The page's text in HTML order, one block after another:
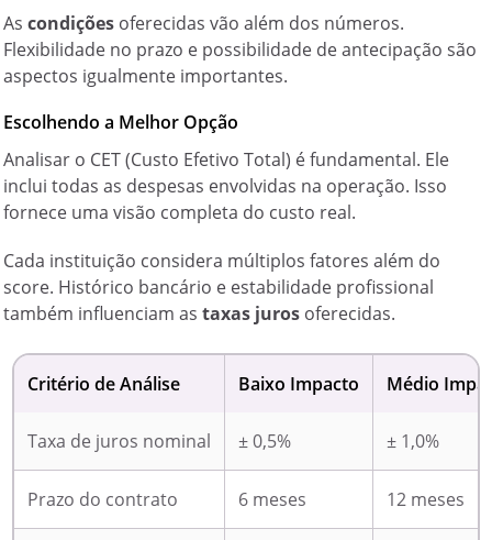
Ascondições oferecidas vão além dos números.
Flexibilidade no prazo e possibilidade de antecipação são
aspectos igualmente importantes.
Escolhendo a Melhor Opção
Analisar o CET (Custo Efetivo Total) é fundamental. Ele
inclui todas as despesas envolvidas na operação. Isso
fornece uma visão completa do custo real.
Cada instituição considera múltiplos fatores além do
score. Histórico bancário e estabilidade profissional
também influenciam astaxas juros oferecidas.
Critério de Análise Baixo Impacto Médio
Taxa de juros nominal ± 0,5% ± 1,0%
Prazo do contrato 6 meses 12 meses